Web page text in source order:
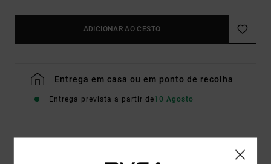
ADICIONAR AO CESTO
Entrega em casa ou em ponto de recolha
Entrega prevista a partir de10 Agosto